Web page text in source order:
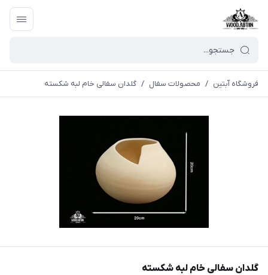
فروشگاه آبتین / محصولات سفال / گلدان سفالی خام لبه شکسته
گلدان سفالی خام لبه شکسته